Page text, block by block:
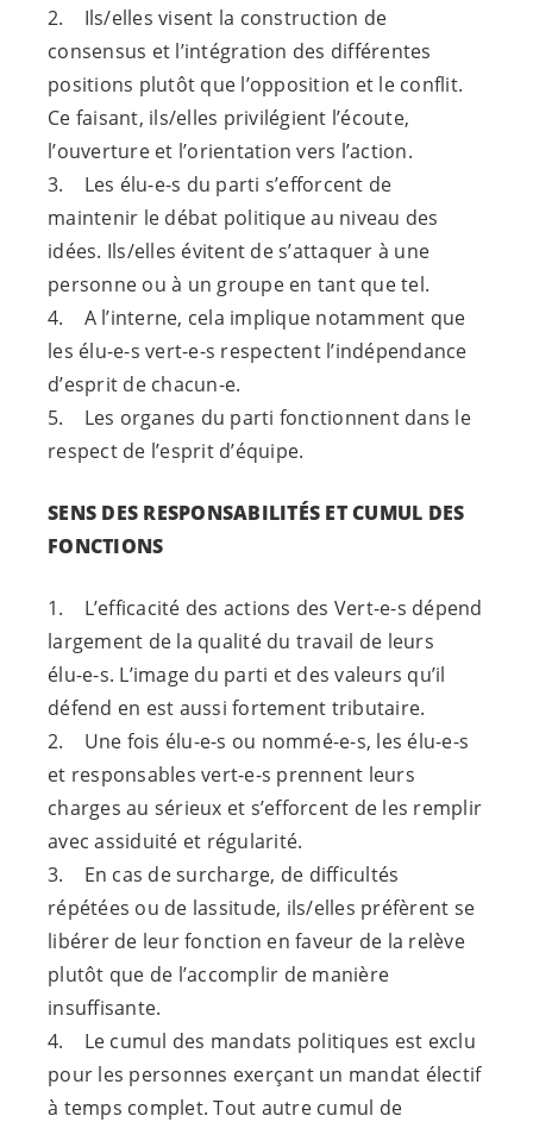
2. Ils/elles visent la construction de
consensus et l’intégration des différentes
positions plutôt que l’opposition et le conflit.
Ce faisant, ils/elles privilégient l’écoute,
l’ouverture et l’orientation vers l’action.
3. Les élu-e-s du parti s’efforcent de
maintenir le débat politique au niveau des
idées. Ils/elles évitent de s’attaquer à une
personne ou à un groupe en tant que tel.
4. A l’interne, cela implique notamment que
les élu-e-s vert-e-s respectent l’indépendance
d’esprit de chacun-e.
5. Les organes du parti fonctionnent dans le
respect de l’esprit d’équipe.
SENS DES RESPONSABILITÉS ET CUMUL DES
FONCTIONS
1. L’efficacité des actions des Vert-e-s dépend
largement de la qualité du travail de leurs
élu-e-s. L’image du parti et des valeurs qu’il
défend en est aussi fortement tributaire.
2. Une fois élu-e-s ou nommé-e-s, les élu-e-s
et responsables vert-e-s prennent leurs
charges au sérieux et s’efforcent de les remplir
avec assiduité et régularité.
3. En cas de surcharge, de difficultés
répétées ou de lassitude, ils/elles préfèrent se
libérer de leur fonction en faveur de la relève
plutôt que de l’accomplir de manière
insuffisante.
4. Le cumul des mandats politiques est exclu
pour les personnes exerçant un mandat électif
à temps complet. Tout autre cumul de